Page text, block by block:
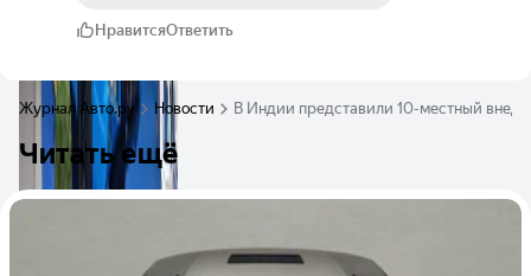
НравитсяОтветить
Журнал Авто.ру Новости В Индии представили 10-местный
Читать ещё